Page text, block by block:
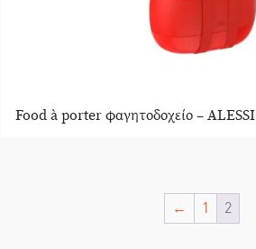
Food à porter φαγητοδοχείο – ALESSI
← 1 2